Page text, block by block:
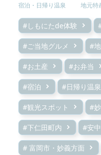
宿泊・日帰り温泉 地元特
#しもにたde体験
#ご当地グルメ #
#お土産 #お弁当
#宿泊 #日帰り温泉
#観光スポット #
#下仁田町内 #安
# 富岡市・妙義方面